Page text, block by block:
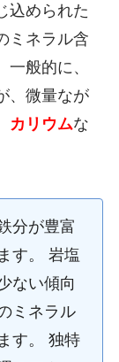
込められた
ミネラル含
般的に、
、微量なが
カリウムな
分が豊富
す。 岩塩
ない傾向
ミネラル
す。 独特